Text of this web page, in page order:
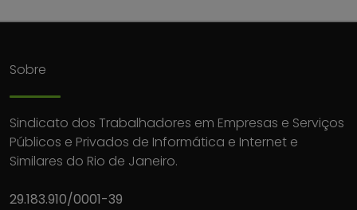
Sobre
Sindicato dos Trabalhadores em Empresas e Serviços
Públicos e Privados de Informática e Internet e
Similares do Rio de Janeiro.
29.183.910/0001-39